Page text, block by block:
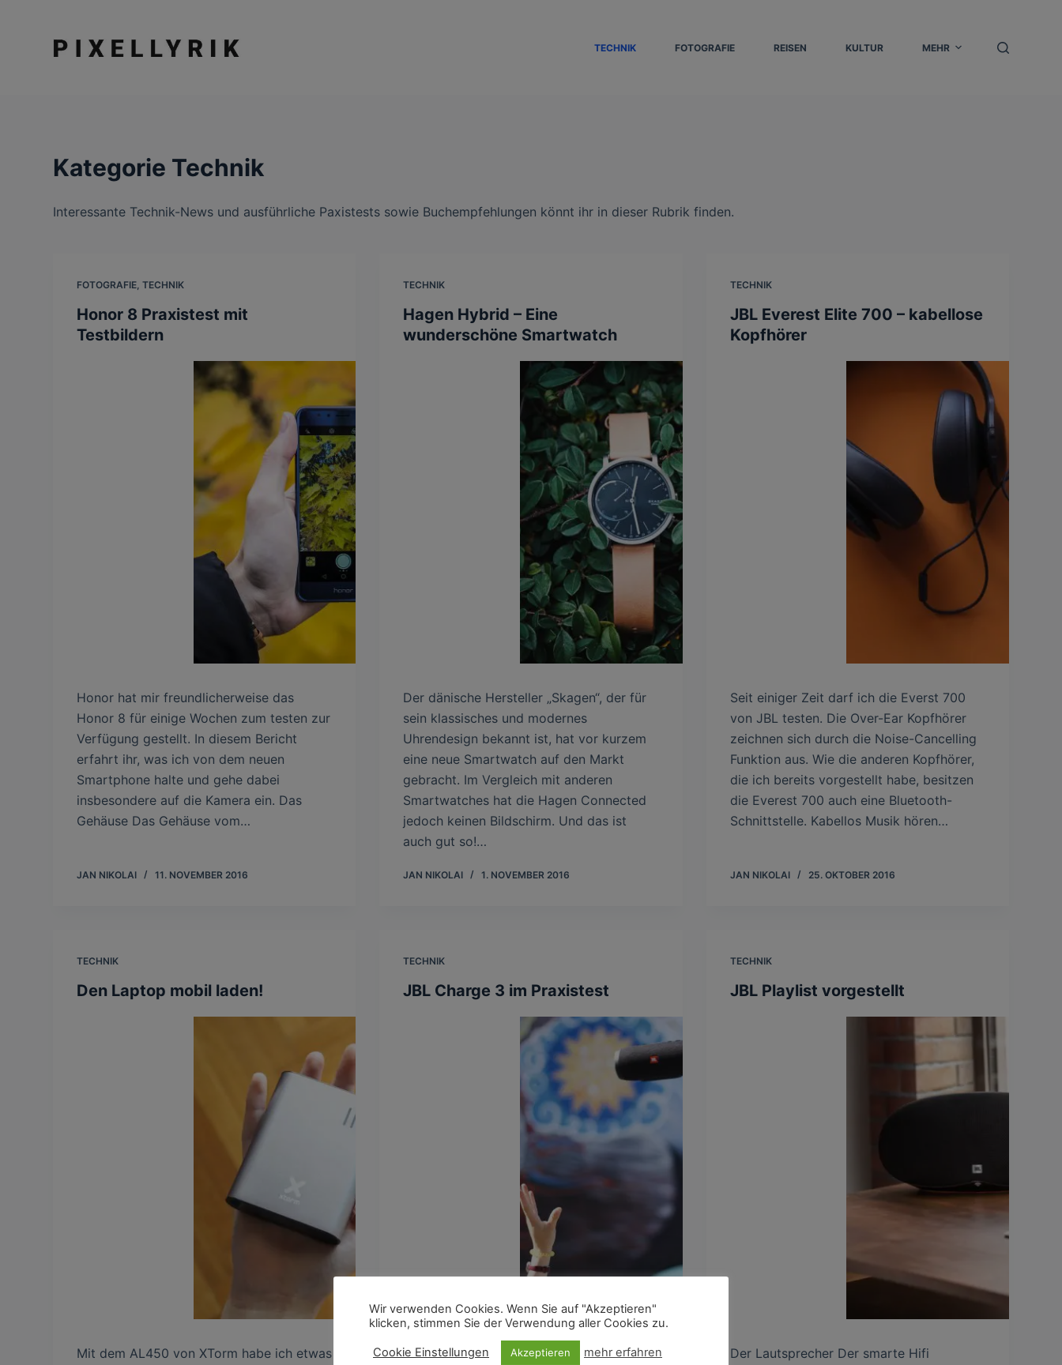
TECHNIK FOTOGRAFIE REISEN KULTUR MEHR
Kategorie Technik
Interessante Technik-News und ausführliche Paxistests sowie Buchempfehlungen könnt ihr in dieser Rubrik finden.
FOTOGRAFIE,TECHNIK
Honor 8 Praxistest mit
Testbildern
Honor hat mir freundlicherweise das
Honor 8 für einige Wochen zum testen zur
Verfügung gestellt. In diesem Bericht
erfahrt ihr, was ich von dem neuen
Smartphone halte und gehe dabei
insbesondere auf die Kamera ein. Das
Gehäuse Das Gehäuse vom…
JAN NIKOLAI 11. NOVEMBER 2016
TECHNIK
Hagen Hybrid – Eine
wunderschöne Smartwatch
Der dänische Hersteller „Skagen“, der für
sein klassisches und modernes
Uhrendesign bekannt ist, hat vor kurzem
eine neue Smartwatch auf den Markt
gebracht. Im Vergleich mit anderen
Smartwatches hat die Hagen Connected
jedoch keinen Bildschirm. Und das ist
auch gut so!…
JAN NIKOLAI 1. NOVEMBER 2016
TECHNIK
JBL Everest Elite 700 – kabellose
Kopfhörer
Seit einiger Zeit darf ich die Everst 700
von JBL testen. Die Over-Ear Kopfhörer
zeichnen sich durch die Noise-Cancelling
Funktion aus. Wie die anderen Kopfhörer,
die ich bereits vorgestellt habe, besitzen
die Everest 700 auch eine Bluetooth-
Schnittstelle. Kabellos Musik hören…
JAN NIKOLAI 25. OKTOBER 2016
TECHNIK
Den Laptop mobil laden!
Mit dem AL450 von XTorm habe ich etwas
TECHNIK
JBL Charge 3 im Praxistest
Bei dem JBL Charge 3* handelt es sich um
TECHNIK
JBL Playlist vorgestellt
Der Lautsprecher Der smarte Hifi
Wir verwenden Cookies. Wenn Sie auf "Akzeptieren"
klicken, stimmen Sie der Verwendung aller Cookies zu.
Cookie Einstellungen Akzeptieren mehr erfahren